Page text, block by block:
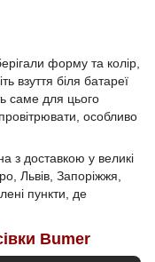
форму та колір,
взуття біля батареї
саме для цього
особливо
з доставкою у великі
Львів, Запоріжжя,
пункти, де
Bumer